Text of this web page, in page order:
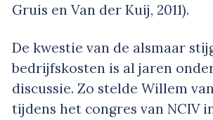
Gruis en Van der Kuij, 2011).
De kwestie van de alsmaar
bedrijfskosten is al jaren
discussie. Zo stelde Willem
tijdens het congres van NCIV